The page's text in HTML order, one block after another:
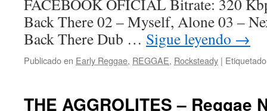
FACEBOOK OFICIAL Bitrate: 320
Back There 02 – Myself, Alone 03 –
Back There Dub … Sigue leyendo →
Publicado en Early Reggae, REGGAE, Rocksteady | Etiquetado
THE AGGROLITES – Reggae